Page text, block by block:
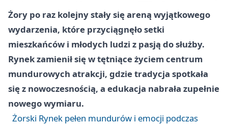
Żory po raz kolejny stały się areną wyjątkowego
wydarzenia, które przyciągnęło setki
mieszkańców i młodych ludzi z pasją do służby.
Rynek zamienił się w tętniące życiem centrum
mundurowych atrakcji, gdzie tradycja spotkała
się z nowoczesnością, a edukacja nabrała zupełnie
nowego wymiaru.
Żorski Rynek pełen mundurów i emocji podczas